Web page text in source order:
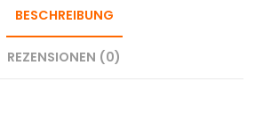
BESCHREIBUNG
REZENSIONEN (0)